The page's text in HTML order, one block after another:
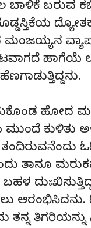
ಬಾಳಿಕೆ ಬರುವ
ಹಾಗೆಯೆ
ಹೋದ
ಕುಳಿತು
ಓಡಿ
ತಾನೂ